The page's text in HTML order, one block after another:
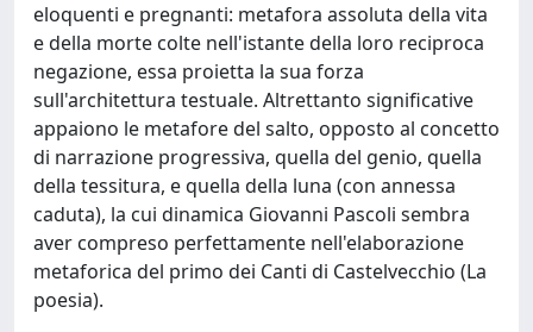
eloquenti e pregnanti: metafora assoluta della vita
e della morte colte nell'istante della loro reciproca
negazione, essa proietta la sua forza
sull'architettura testuale. Altrettanto significative
appaiono le metafore del salto, opposto al concetto
di narrazione progressiva, quella del genio, quella
della tessitura, e quella della luna (con annessa
caduta), la cui dinamica Giovanni Pascoli sembra
aver compreso perfettamente nell'elaborazione
metaforica del primo dei Canti di Castelvecchio (La
poesia).